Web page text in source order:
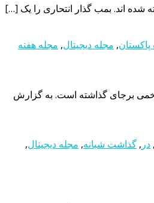
, مجله دیجیتال, مجله هفته
در استانبول ۳۹ برجای گذاشتحمله تروریستی دو مهاجم مسلح به یک باشگاه شبانه در استانبول تاکنوندستکم ۳۹ کشته و بیش از ۵۰ نفر زخمی برجای گذاشته است. به گزارش
, در , گذاشت شبانه, مجله دیجیتال,